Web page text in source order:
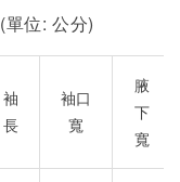
位: 公分)
袖
長
袖口
寬
腋
下
寬